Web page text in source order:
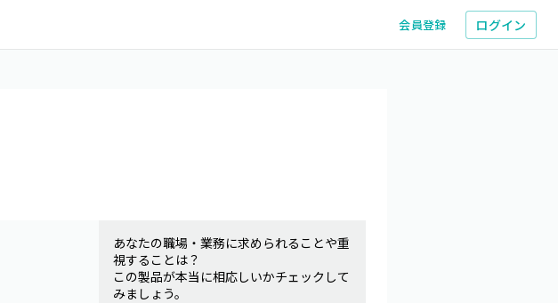
会員登録 ログイン
あなたの職場・業務に求められることや重
視することは？
この製品が本当に相応しいかチェックして
みましょう。